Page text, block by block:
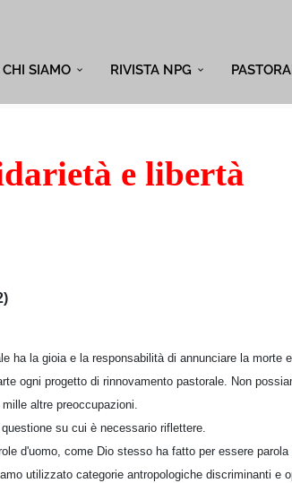
CHI SIAMO RIVISTA NPG
e libertà
ha la gioia e la responsabilità di annunciare la morte
ogni progetto di rinnovamento pastorale. Non
altre preoccupazioni.
su cui è necessario riflettere.
d'uomo, come Dio stesso ha fatto per essere parola
utilizzato categorie antropologiche discriminanti e